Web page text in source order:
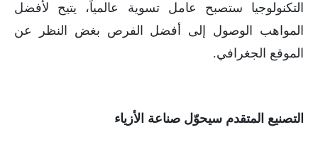
التكنولوجيا ستصبح عامل تسوية عالمياً، يتيح لأفضل
المواهب الوصول إلى أفضل الفرص بغض النظر عن
الموقع الجغرافي.
التصنيع المتقدم سيحوّل صناعة الأزياء